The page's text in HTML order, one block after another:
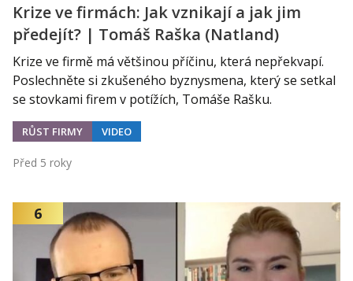
Krize ve firmách: Jak vznikají a jak jim
předejít? | Tomáš Raška (Natland)
Krize ve firmě má většinou příčinu, která nepřekvapí.
Poslechněte si zkušeného byznysmena, který se setkal
se stovkami firem v potížích, Tomáše Rašku.
RŮST FIRMY VIDEO
Před 5 roky
6